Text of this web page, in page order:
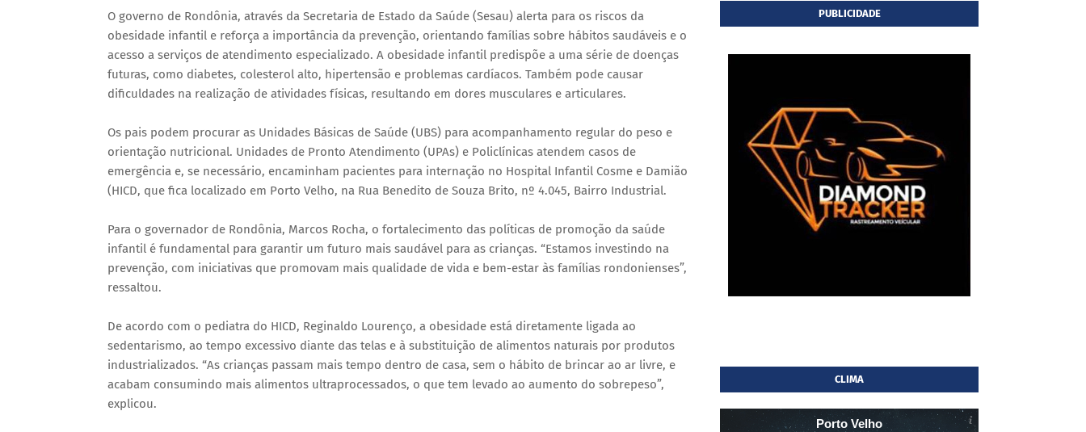
O governo de Rondônia, através da Secretaria de Estado da Saúde (Sesau) alerta para os riscos da
obesidade infantil e reforça a importância da prevenção, orientando famílias sobre hábitos saudáveis e o
acesso a serviços de atendimento especializado. A obesidade infantil predispõe a uma série de doenças
futuras, como diabetes, colesterol alto, hipertensão e problemas cardíacos. Também pode causar
dificuldades na realização de atividades físicas, resultando em dores musculares e articulares.
Os pais podem procurar as Unidades Básicas de Saúde (UBS) para acompanhamento regular do peso e
orientação nutricional. Unidades de Pronto Atendimento (UPAs) e Policlínicas atendem casos de
emergência e, se necessário, encaminham pacientes para internação no Hospital Infantil Cosme e Damião
(HICD, que fica localizado em Porto Velho, na Rua Benedito de Souza Brito, nº 4.045, Bairro Industrial.
Para o governador de Rondônia, Marcos Rocha, o fortalecimento das políticas de promoção da saúde
infantil é fundamental para garantir um futuro mais saudável para as crianças. “Estamos investindo na
prevenção, com iniciativas que promovam mais qualidade de vida e bem-estar às famílias rondonienses”,
ressaltou.
De acordo com o pediatra do HICD, Reginaldo Lourenço, a obesidade está diretamente ligada ao
sedentarismo, ao tempo excessivo diante das telas e à substituição de alimentos naturais por produtos
industrializados. “As crianças passam mais tempo dentro de casa, sem o hábito de brincar ao ar livre, e
acabam consumindo mais alimentos ultraprocessados, o que tem levado ao aumento do sobrepeso”,
explicou.
PUBLICIDADE
CLIMA
Porto Velho